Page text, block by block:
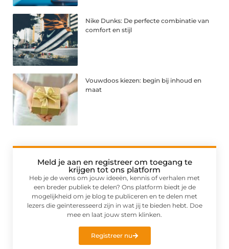
Nike Dunks: De perfecte combinatie van
comfort en stijl
Vouwdoos kiezen: begin bij inhoud en
maat
Meld je aan en registreer om toegang te
krijgen tot ons platform
Heb je de wens om jouw ideeën, kennis of verhalen met
een breder publiek te delen? Ons platform biedt je de
mogelijkheid om je blog te publiceren en te delen met
lezers die geïnteresseerd zijn in wat jij te bieden hebt. Doe
mee en laat jouw stem klinken.
Registreer nu